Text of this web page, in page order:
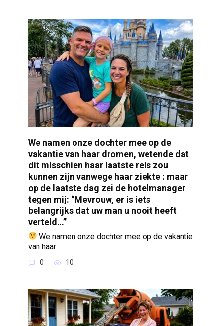
We namen onze dochter mee op de
vakantie van haar dromen, wetende dat
dit misschien haar laatste reis zou
kunnen zijn vanwege haar ziekte : maar
op de laatste dag zei de hotelmanager
tegen mij: “Mevrouw, er is iets
belangrijks dat uw man u nooit heeft
verteld…”
We namen onze dochter mee op de vakantie
van haar
0 10